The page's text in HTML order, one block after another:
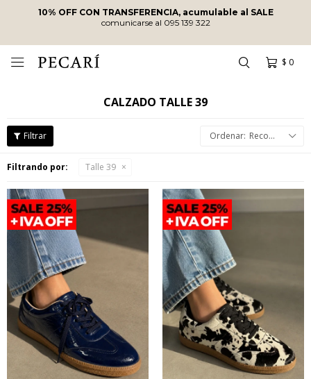
ENVÍOS SIN COSTOA PARTIR DE$10.000·
EN COMPRAS REALIZADAS ANTES DE
$ 0

CALZADO TALLE 39
Recomendados
Filtrando por: Talle 39